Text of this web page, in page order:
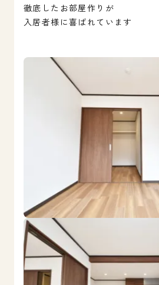
徹底したお部屋作りが
入居者様に喜ばれています